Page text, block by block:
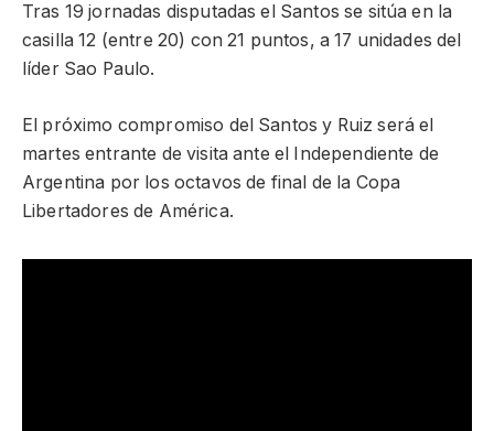
Tras 19 jornadas disputadas el Santos se sitúa en la
casilla 12 (entre 20) con 21 puntos, a 17 unidades del
líder Sao Paulo.
El próximo compromiso del Santos y Ruiz será el
martes entrante de visita ante el Independiente de
Argentina por los octavos de final de la Copa
Libertadores de América.